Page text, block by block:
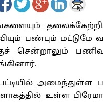
பண்பும் மட்டுமே
சென்றாலும்
அமைந்துள்ள
உள்ள